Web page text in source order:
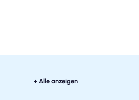
+ Alle anzeigen